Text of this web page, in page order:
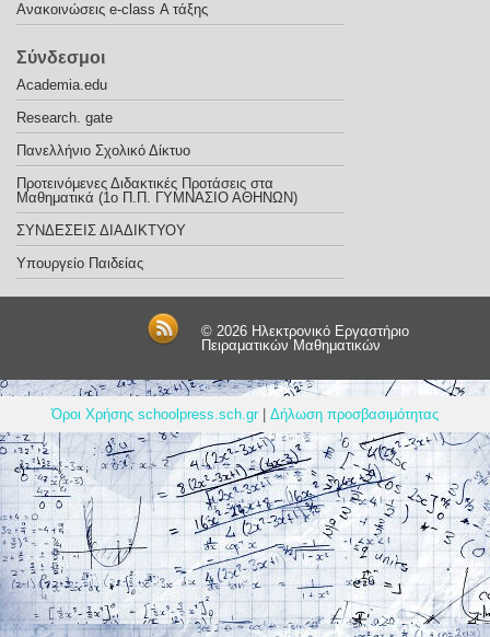
Ανακοινώσεις e-class Α τάξης
Σύνδεσμοι
Academia.edu
Research. gate
Πανελλήνιο Σχολικό Δίκτυο
Προτεινόμενες Διδακτικές Προτάσεις στα
Μαθηματικά (1o Π.Π. ΓΥΜΝΑΣΙΟ ΑΘΗΝΩΝ)
ΣΥΝΔΕΣΕΙΣ ΔΙΑΔΙΚΤΥΟΥ
Υπουργείο Παιδείας
© 2026 Ηλεκτρονικό Εργαστήριο
Πειραματικών Μαθηματικών
Όροι Χρήσης schoolpress.sch.gr Δήλωση προσβασιμότητας